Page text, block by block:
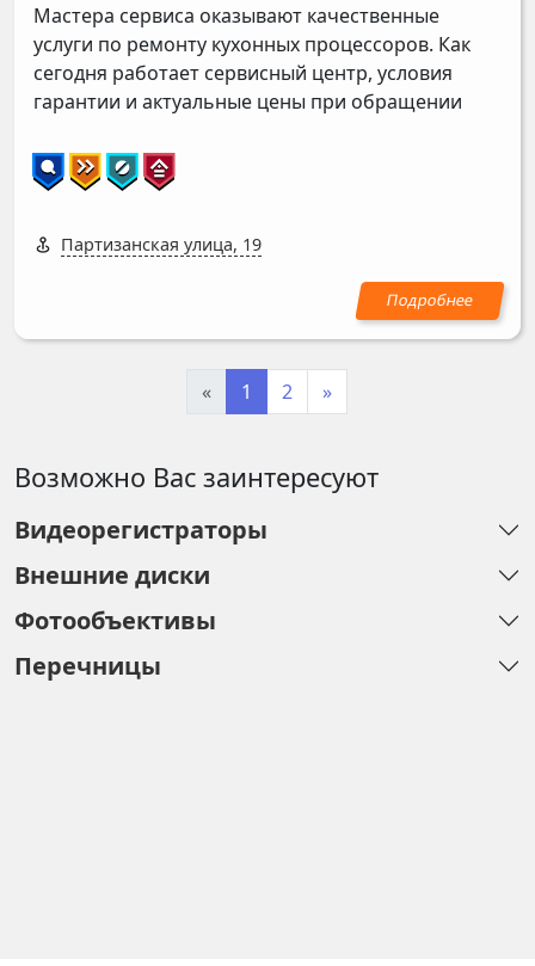
Мастера сервиса оказывают качественные
услуги по ремонту кухонных процессоров. Как
сегодня работает сервисный центр, условия
гарантии и актуальные цены при обращении
Партизанская улица, 19
« 1 2 »
Возможно Вас заинтересуют
Видеорегистраторы
Внешние диски
Фотообъективы
Перечницы